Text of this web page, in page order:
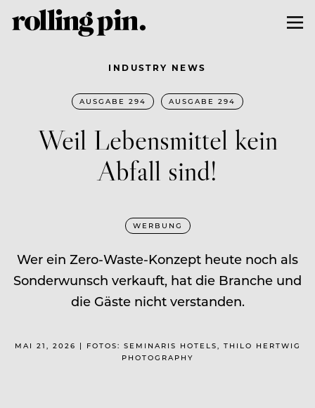
INDUSTRY NEWS
AUSGABE 294 AUSGABE 294
Weil Lebensmittel kein
Abfall sind!
WERBUNG
Wer ein Zero-Waste-Konzept heute noch als
Sonderwunsch verkauft, hat die Branche und
die Gäste nicht verstanden.
MAI 21, 2026 | FOTOS: SEMINARIS HOTELS, THILO HERTWIG
PHOTOGRAPHY